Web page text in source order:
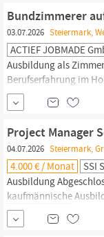
Aufgabenbereich
Bundzimmerer
03.07.2026 Steiermark,
ACTIEF JOBMADE
Ausbildung als
Berufserfahrung im
vorausgesetzt
und Wien
Teamgeist
Project Manager
04.07.2026 Steiermark,
4.000 € / Monat SSI
Ausbildung
kaufmännische
Logistik,
Poolcar Paten- &